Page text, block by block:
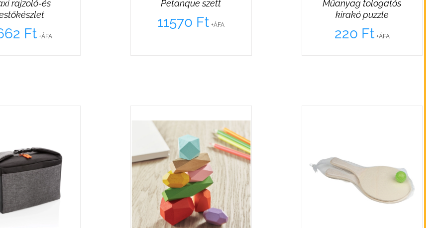
rajzoló-és
Ft +ÁFA
Petanque szett
11570 Ft +ÁFA
Műanyag tologatós
kirakó puzzle
220 Ft +ÁFA